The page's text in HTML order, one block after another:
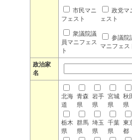
市民マニ
フェスト
政党マ
ェスト
衆議院議
員マニフェス
ト
参議院
マニフェス
政治家
名
北海
道
青森
県
岩手
県
宮城
県
秋
県
栃木
県
群馬
県
埼玉
県
千葉
県
東
都